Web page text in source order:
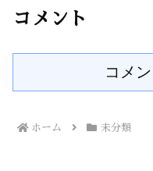
コメント
コメ
ホーム 未分類